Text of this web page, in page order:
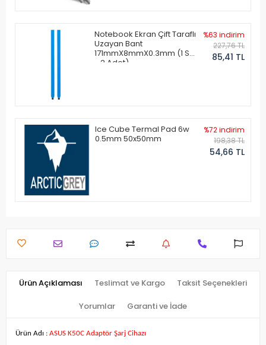
Notebook Ekran Çift Taraflı
Uzayan Bant
171mmX8mmX0.3mm (1 Set
- 2 Adet)
%63 indirim
227,76 TL
85,41 TL
Ice Cube Termal Pad 6w
0.5mm 50x50mm
%72 indirim
198,38 TL
54,66 TL
Ürün Açıklaması Teslimat ve Kargo Taksit Seçenekleri
Yorumlar Garanti ve İade
Ürün Adı : ASUS K50C Adaptör Şarj Cihazı